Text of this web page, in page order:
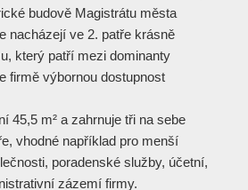
budově Magistrátu města
nacházejí ve 2. patře krásně
který patří mezi dominanty
firmě výbornou dostupnost
45,5 m² a zahrnuje tři na sebe
vhodné například pro menší
poradenské služby, účetní,
zázemí firmy.